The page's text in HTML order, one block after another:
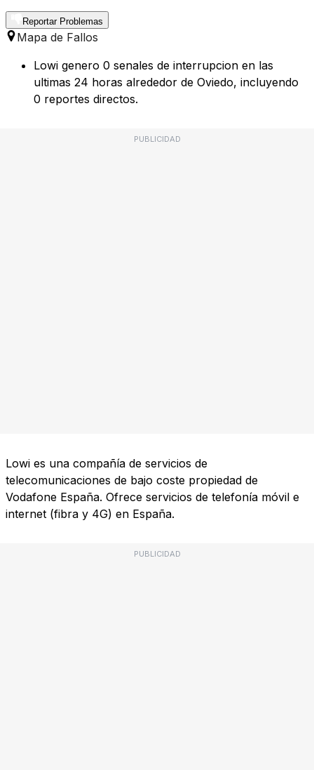
Reportar Problemas
Mapa de Fallos
Lowi genero 0 senales de interrupcion en las
ultimas 24 horas alrededor de Oviedo, incluyendo
0 reportes directos.
PUBLICIDAD
Lowi es una compañía de servicios de
telecomunicaciones de bajo coste propiedad de
Vodafone España. Ofrece servicios de telefonía móvil e
internet (fibra y 4G) en España.
PUBLICIDAD